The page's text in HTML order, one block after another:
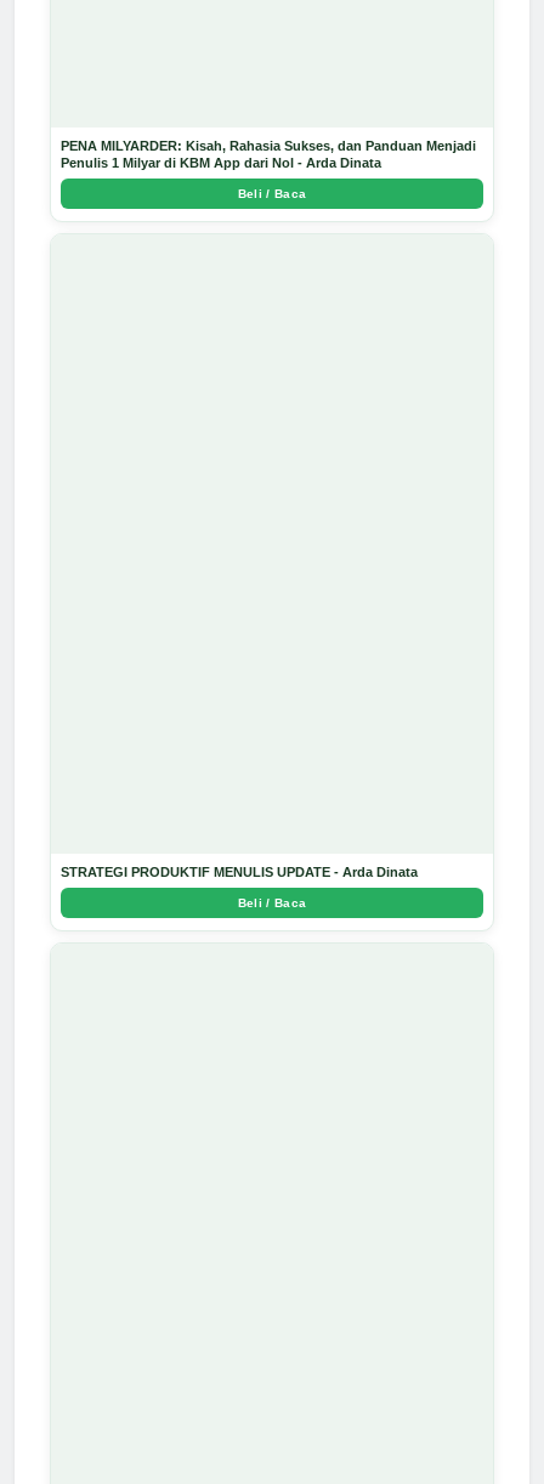
PENA MILYARDER: Kisah, Rahasia Sukses, dan Panduan Menjadi
Penulis 1 Milyar di KBM App dari Nol - Arda Dinata
Beli / Baca
STRATEGI PRODUKTIF MENULIS UPDATE - Arda Dinata
Beli / Baca